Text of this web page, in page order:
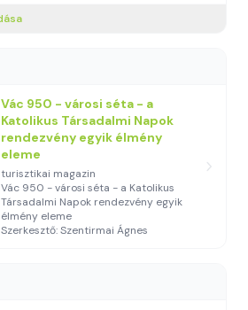
Vác 950 - városi séta - a
Katolikus Társadalmi Napok
rendezvény egyik élmény
eleme
turisztikai magazin
Vác 950 - városi séta - a Katolikus
Társadalmi Napok rendezvény egyik
élmény eleme
Szerkesztő: Szentirmai Ágnes